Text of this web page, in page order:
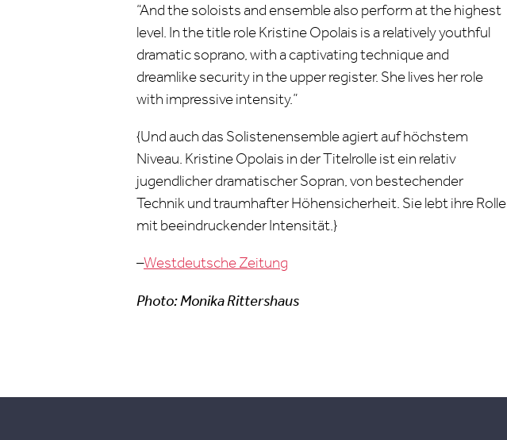
“And the soloists and ensemble also perform at the highest
level. In the title role Kristine Opolais is a relatively youthful
dramatic soprano, with a captivating technique and
dreamlike security in the upper register. She lives her role
with impressive intensity.”
{Und auch das Solistenensemble agiert auf höchstem
Niveau. Kristine Opolais in der Titelrolle ist ein relativ
jugendlicher dramatischer Sopran, von bestechender
Technik und traumhafter Höhensicherheit. Sie lebt ihre Rolle
mit beeindruckender Intensität.}
–Westdeutsche Zeitung
Photo: Monika Rittershaus